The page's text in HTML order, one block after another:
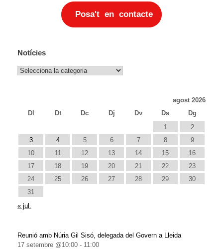
Posa't en contacte
Notícies
Notícies
agost 2026
Dl
Dt Dc Dj Dv Ds
Dg
1
2
3
4 5 6 7 8
9
10
11 12 13 14 15
16
17
18 19 20 21 22
23
24
25 26 27 28 29
30
31
« jul.
Reunió amb Núria Gil Sisó, delegada del Govern a Lleida
17 setembre @10:00 - 11:00